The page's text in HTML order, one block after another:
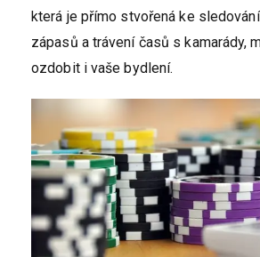
která je přímo stvořená ke
zápasů a trávení časů s kamarády,
ozdobit i vaše bydlení.